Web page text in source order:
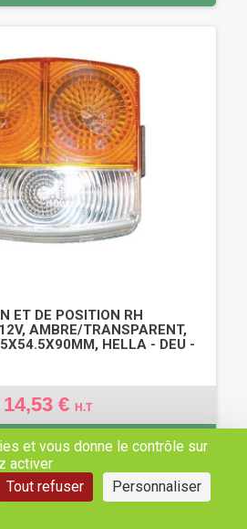
ET DE POSITION RH
AMBRE/TRANSPARENT,
HELLA - DEU -
14,53 € H.T
AU PANIER
et vous donne le contrôle sur
activer
Tout refuser Personnaliser